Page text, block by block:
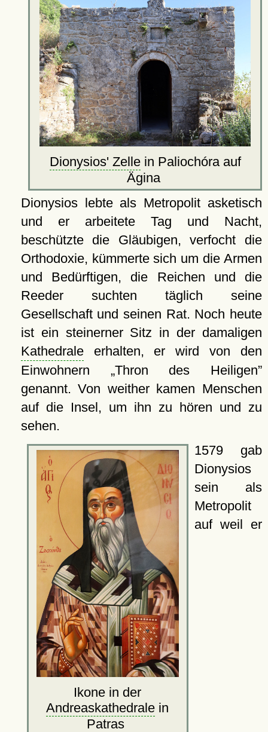
Dionysios' Zellein Paliochóra auf
Ägina
Dionysios lebte als Metropolit asketisch
und er arbeitete Tag und Nacht,
beschützte die Gläubigen, verfocht die
Orthodoxie, kümmerte sich um die Armen
und Bedürftigen, die Reichen und die
Reeder suchten täglich seine
Gesellschaft und seinen Rat. Noch heute
ist ein steinerner Sitz in der damaligen
Kathedraleerhalten, er wird von den
Einwohnern
Thron des Heiligen
genannt. Von weither kamen Menschen
auf die Insel, um ihn zu hören und zu
sehen.
Ikone in der
Andreaskathedrale in
Patras
1579 gab
Dionysios
sein als
Metropolit
auf weil er